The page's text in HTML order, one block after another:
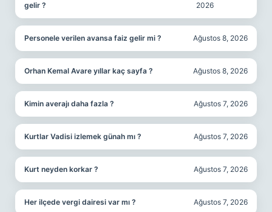
gelir ?
2026
Personele verilen avansa faiz gelir mi ? Ağustos 8, 2026
Orhan Kemal Avare yıllar kaç sayfa ? Ağustos 8, 2026
Kimin averajı daha fazla ? Ağustos 7, 2026
Kurtlar Vadisi izlemek günah mı ? Ağustos 7, 2026
Kurt neyden korkar ? Ağustos 7, 2026
Her ilçede vergi dairesi var mı ? Ağustos 7, 2026